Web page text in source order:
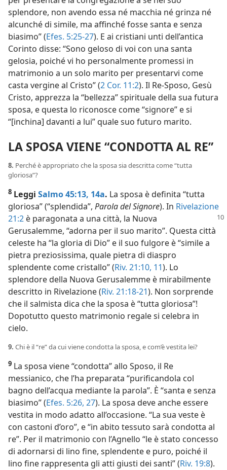
splendore, non avendo essa né macchia né grinza né
alcunché di simile, ma affinché fosse santa e senza
biasimo” (Efes. 5:25-27). E ai cristiani unti dell’antica
Corinto disse: “Sono geloso di voi con una santa
gelosia, poiché vi ho personalmente promessi in
matrimonio a un solo marito per presentarvi come
casta vergine al Cristo” (2 Cor. 11:2). Il Re-Sposo, Gesù
Cristo, apprezza la “bellezza” spirituale della sua futura
sposa, e questa lo riconosce come “signore” e si
“[inchina] davanti a lui” quale suo futuro marito.
LA SPOSA VIENE “CONDOTTA AL RE”
8. Perché è appropriato che la sposa sia descritta come “tutta
gloriosa”?
8 Leggi Salmo 45:13, 14a. La sposa è definita “tutta
gloriosa” (“splendida”, Parola del Signore). In Rivelazione
21:2 è paragonata a una città, la Nuova
Gerusalemme, “adorna per il suo marito”. Questa città
celeste ha “la gloria di Dio” e il suo fulgore è “simile a
pietra preziosissima, quale pietra di diaspro
splendente come cristallo” (Riv. 21:10, 11). Lo
splendore della Nuova Gerusalemme è mirabilmente
descritto in Rivelazione (Riv. 21:18-21). Non sorprende
che il salmista dica che la sposa è “tutta gloriosa”!
Dopotutto questo matrimonio regale si celebra in
cielo.
9. Chi è il “re” da cui viene condotta la sposa, e com’è vestita lei?
9 La sposa viene “condotta” allo Sposo, il Re
messianico, che l’ha preparata “purificandola col
bagno dell’acqua mediante la parola”. È “santa e senza
biasimo” (Efes. 5:26, 27). La sposa deve anche essere
vestita in modo adatto all’occasione. “La sua veste è
con castoni d’oro”, e “in abito tessuto sarà condotta al
re”. Per il matrimonio con l’Agnello “le è stato concesso
di adornarsi di lino fine, splendente e puro, poiché il
lino fine rappresenta gli atti giusti dei santi” (Riv. 19:8).